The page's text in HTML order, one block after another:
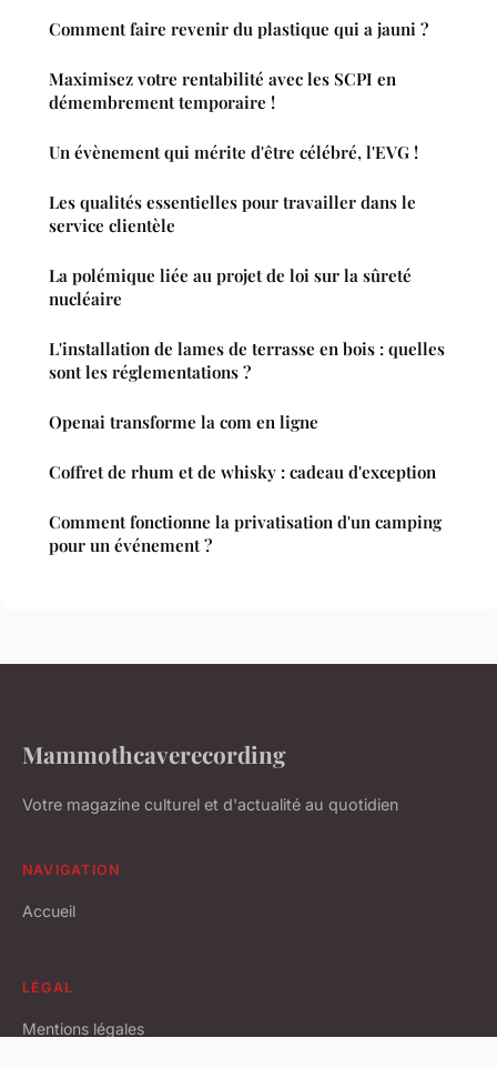
Comment faire revenir du plastique qui a jauni ?
Maximisez votre rentabilité avec les SCPI en
démembrement temporaire !
Un évènement qui mérite d'être célébré, l'EVG !
Les qualités essentielles pour travailler dans le
service clientèle
La polémique liée au projet de loi sur la sûreté
nucléaire
L'installation de lames de terrasse en bois : quelles
sont les réglementations ?
Openai transforme la com en ligne
Coffret de rhum et de whisky : cadeau d'exception
Comment fonctionne la privatisation d'un camping
pour un événement ?
Mammothcaverecording
Votre magazine culturel et d'actualité au quotidien
NAVIGATION
Accueil
LÉGAL
Mentions légales